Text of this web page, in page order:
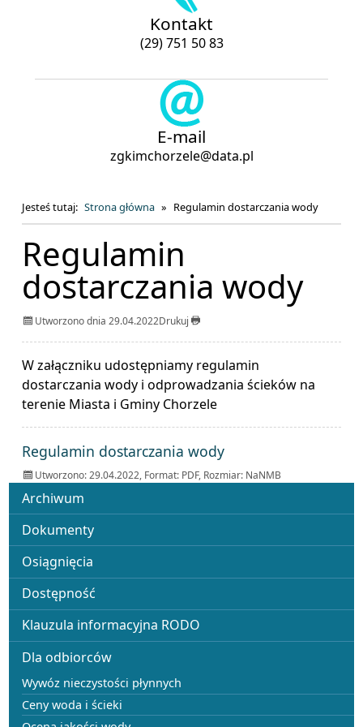
Kontakt
(29) 751 50 83
E-mail
zgkimchorzele@data.pl
Jesteś tutaj: Strona główna Regulamin dostarczania wody
Regulamin
dostarczania wody
Utworzono dnia 29.04.2022Drukuj
W załączniku udostępniamy regulamin
dostarczania wody i odprowadzania ścieków na
terenie Miasta i Gminy Chorzele
ZAŁĄCZNIKI
Regulamin dostarczania wody
Utworzono: 29.04.2022, Format: PDF, Rozmiar: NaNMB
Menu
Archiwum
Dokumenty
Osiągnięcia
Dostępność
Klauzula informacyjna RODO
Dla odbiorców
Wywóz nieczystości płynnych
Ceny woda i ścieki